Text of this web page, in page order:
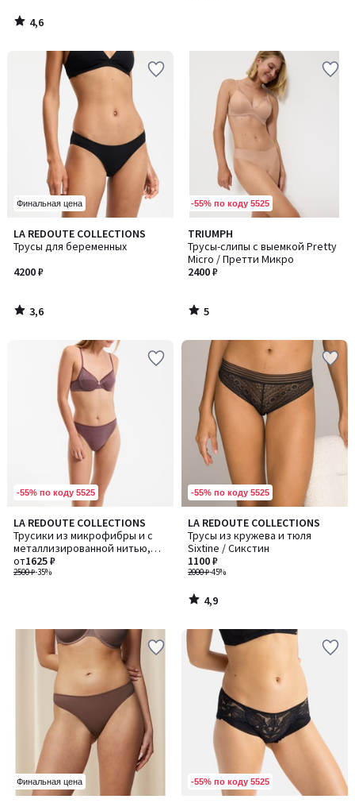
4,6
/
Финальная цена
LA REDOUTE COLLECTIONS
Трусы для беременных
4200 ₽
3,6
/ 5
3,6
/
-55% по коду 5525
TRIUMPH
Трусы-слипы с выемкой Pretty
Micro / Претти Микро
2400 ₽
5
/
5
5
/
-55% по коду 5525
LA REDOUTE COLLECTIONS
Трусики из микрофибры и с
металлизированной нитью,
TAMARIS / ТАМАРИС
2500 ₽-35%
от1625 ₽
-55% по коду 5525
LA REDOUTE COLLECTIONS
Трусы из кружева и тюля
Sixtine / Сикстин
2000 ₽-45%
1100 ₽
4,9
/ 5
4,9
/
Финальная цена -55% по коду 5525